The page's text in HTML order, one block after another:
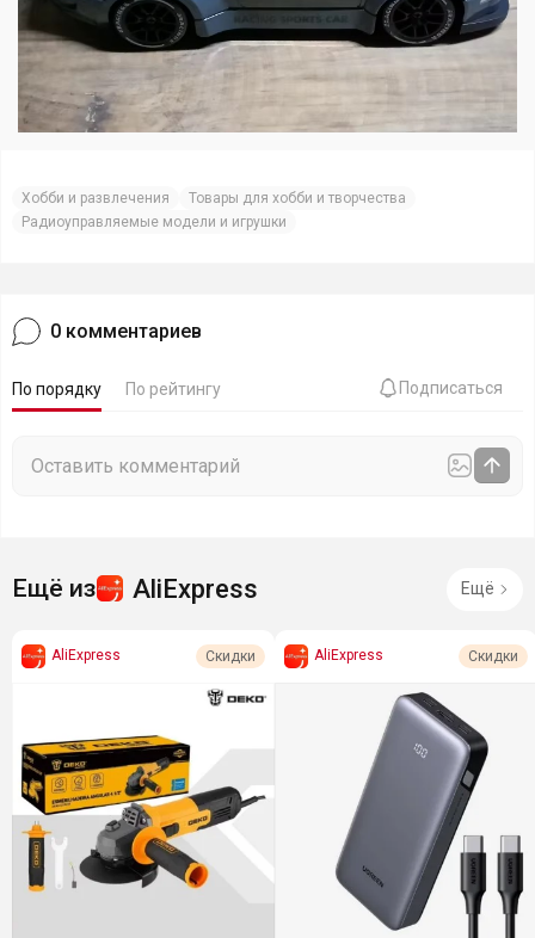
Хобби и развлечения
Товары для хобби и творчества
Радиоуправляемые модели и игрушки
0 комментариев
По порядку По рейтингу Подписаться
Ещё из AliExpress Ещё
AliExpress Скидки AliExpress Скидки